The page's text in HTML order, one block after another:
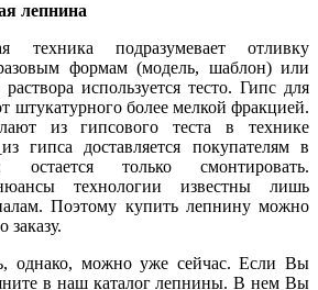
лепнина
техника подразумевает отливку
формам (модель, шаблон) или
используется тесто. Гипс для
штукатурного более мелкой фракцией.
из гипсового теста в технике
из гипса доставляется покупателям в
остается только смонтировать.
технологии известны лишь
Поэтому купить лепнину можно
заказу.
однако, можно уже сейчас. Если Вы
в наш каталог лепнины. В нем Вы